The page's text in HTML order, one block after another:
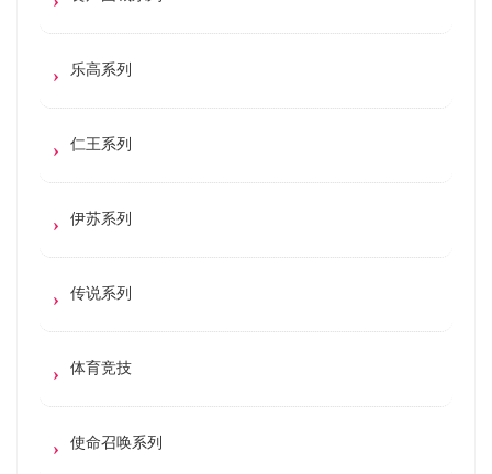
乐高系列
仁王系列
伊苏系列
传说系列
体育竞技
使命召唤系列